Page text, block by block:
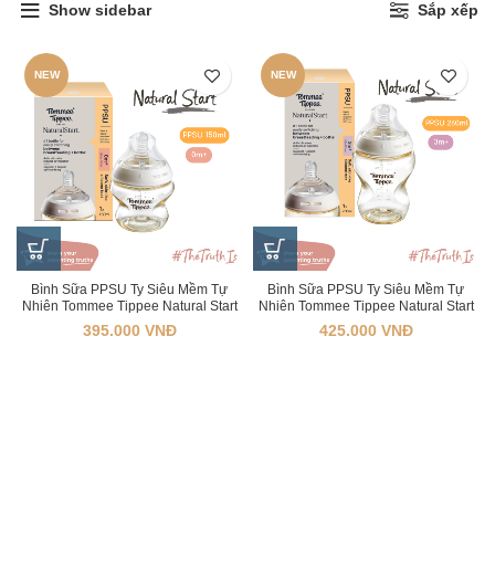
Show sidebar Sắp xếp
NEW
Bình Sữa PPSU Ty Siêu Mềm Tự
Nhiên Tommee Tippee Natural Start
150ml, Núm Ty Của Bình 0-3 Tháng
395.000 VNĐ
NEW
Bình Sữa PPSU Ty Siêu Mềm Tự
Nhiên Tommee Tippee Natural Start
260ml, Núm Ty Của Bình 3-6 Tháng
425.000 VNĐ